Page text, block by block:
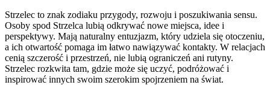
Strzelec to znak zodiaku przygody, rozwoju i poszukiwania sensu.
Osoby spod Strzelca lubią odkrywać nowe miejsca, idee i
perspektywy. Mają naturalny entuzjazm, który udziela się otoczeniu,
a ich otwartość pomaga im łatwo nawiązywać kontakty. W relacjach
cenią szczerość i przestrzeń, nie lubią ograniczeń ani rutyny.
Strzelec rozkwita tam, gdzie może się uczyć, podróżować i
inspirować innych swoim szerokim spojrzeniem na świat.